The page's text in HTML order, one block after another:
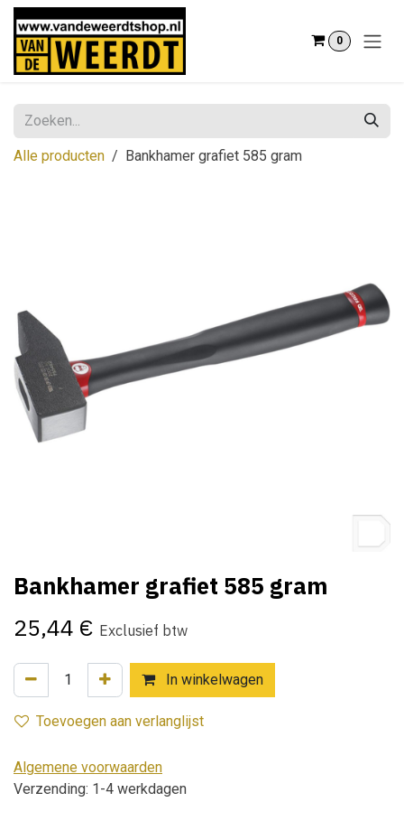
Overslaan naar inhoud
0
Alle producten Bankhamer grafiet 585 gram
Bankhamer grafiet 585 gram
25,44 € Exclusief btw
In winkelwagen
Toevoegen aan verlanglijst
Algemene voorwaarden
Verzending: 1-4 werkdagen